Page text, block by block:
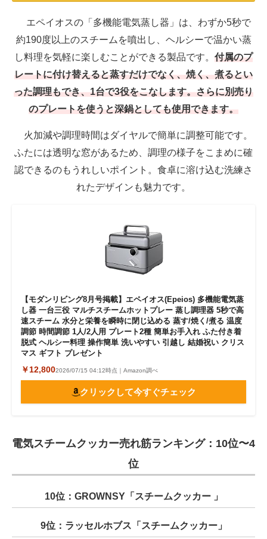
エペイオスの「多機能電気蒸し器」は、わずか5秒で
約190度以上のスチームを噴出し、ヘルシーで温かい蒸
し料理を気軽に楽しむことができる製品です。 付属のプ
レートに付け替えると蒸すだけでなく、焼く、煮るとい
った調理もでき、1台で3役をこなします。さらに別売り
のプレートを使うと深鍋としても使用できます。
火加減や調理時間はダイヤルで簡単に調整可能です。
ふたには透明な窓があるため、調理の様子をこまめに確
認できるのもうれしいポイント。食卓に溶け込む洗練さ
れたデザインも魅力です。
【モダンリビング8月号掲載】エペイオス(Epeios) 多機能電気蒸
し器 一台三役 マルチスチームホットプレー 蒸し調理器 5秒で高
速スチーム 水分と栄養を瞬時に閉じ込める 蒸す/焼く/煮る 温度
調節 時間調節 1人/2人用 プレート2種 簡単お手入れ ふた付き着
脱式 ヘルシー料理 操作簡単 洗いやすい 引越し 結婚祝い クリス
マス ギフト プレゼント
￥12,8002026/07/15 04:12時点｜Amazon調べ
クリックして今すぐチェック
電気スチームクッカー売れ筋ランキング：10位〜4
位
10位：GROWNSY「スチームクッカー 」
9位：ラッセルホブス「スチームクッカー」